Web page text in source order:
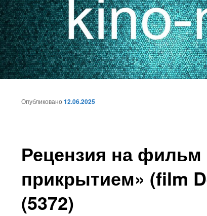
содержимому
Рецензия на
прикрытием» (film
(5372)
Опубликовано12.06.2025